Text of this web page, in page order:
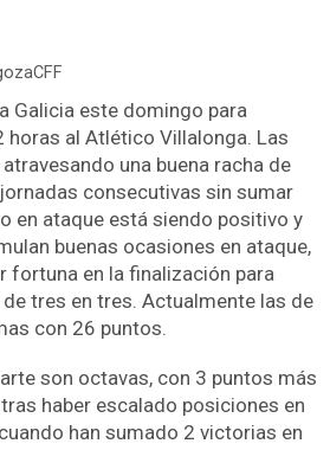
Galicia este domingo para
horas al Atlético Villalonga. Las
una buena racha de
consecutivas sin sumar
en ataque está siendo positivo y
buenas ocasiones en ataque,
fortuna en la finalización para
tres en tres. Actualmente las de
con 26 puntos.
son octavas, con 3 puntos más
haber escalado posiciones en
han sumado 2 victorias en